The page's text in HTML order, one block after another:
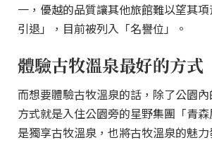
一，優越的品質讓其他旅館難以望其
引退」，目前被列入「名譽位」。
體驗古牧溫泉最好的方式
而想要體驗古牧溫泉的話，除了公園
方式就是入住公園旁的星野集團「青
是獨享古牧溫泉，也將古牧溫泉的魅力